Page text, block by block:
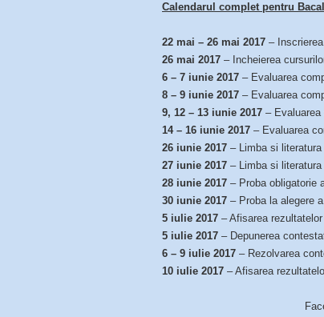
Calendarul complet pentru
22 mai – 26 mai 2017 –
26 mai 2017 – Incheierea
6 – 7 iunie 2017 – Evaluarea
8 – 9 iunie 2017 – Evaluarea
9, 12 – 13 iunie 2017 – Evaluarea
14 – 16 iunie 2017 – Evaluarea
26 iunie 2017 – Limba si
27 iunie 2017 – Limba si
28 iunie 2017 – Proba obligatorie
30 iunie 2017 – Proba la alegere
5 iulie 2017 – Afisarea
5 iulie 2017 – Depunerea
6 – 9 iulie 2017 – Rezolvarea
10 iulie 2017 – Afisarea